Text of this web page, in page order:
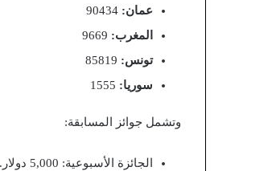
عمان:
المغرب:
تونس:
سوريا:
وتشمل جوائز المسابقة:
الجائزة الأسبوعية: 5,000 دولار.